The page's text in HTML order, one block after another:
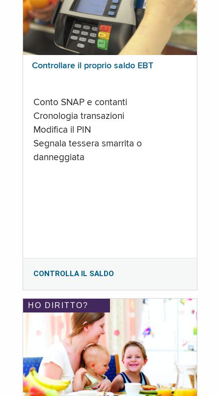
Controllare il proprio saldo EBT
Conto SNAP e contanti
Cronologia transazioni
Modifica il PIN
Segnala tessera smarrita o
danneggiata
CONTROLLA IL SALDO
HO DIRITTO?